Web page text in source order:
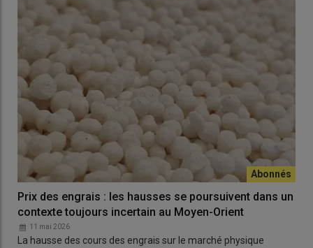
Prix des engrais : les hausses se poursuivent dans un
contexte toujours incertain au Moyen-Orient
11 mai 2026
La hausse des cours des engrais sur le marché physique